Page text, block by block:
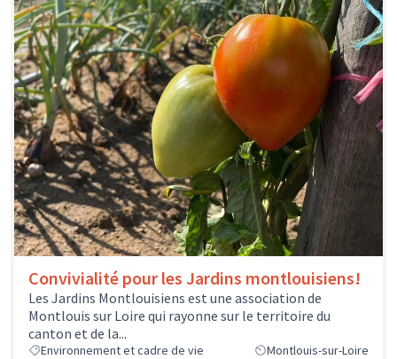
Convivialité pour les Jardins montlouisiens!
Les Jardins Montlouisiens est une association de
Montlouis sur Loire qui rayonne sur le territoire du
canton et de la...
Environnement et cadre de vie Montlouis-sur-Loire